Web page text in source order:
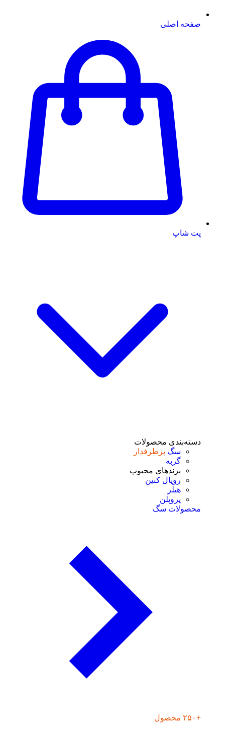
صفحه اصلی
پت شاپ
دسته‌بندی محصولات
سگ پرطرفدار
گربه
برندهای محبوب
رویال کنین
هیلز
پروپلن
محصولات سگ
+۲۵۰ محصول